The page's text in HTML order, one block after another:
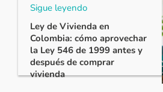
Sigue leyendo
Ley de Vivienda en
Colombia: cómo aprovechar
la Ley 546 de 1999 antes y
después de comprar
vivienda